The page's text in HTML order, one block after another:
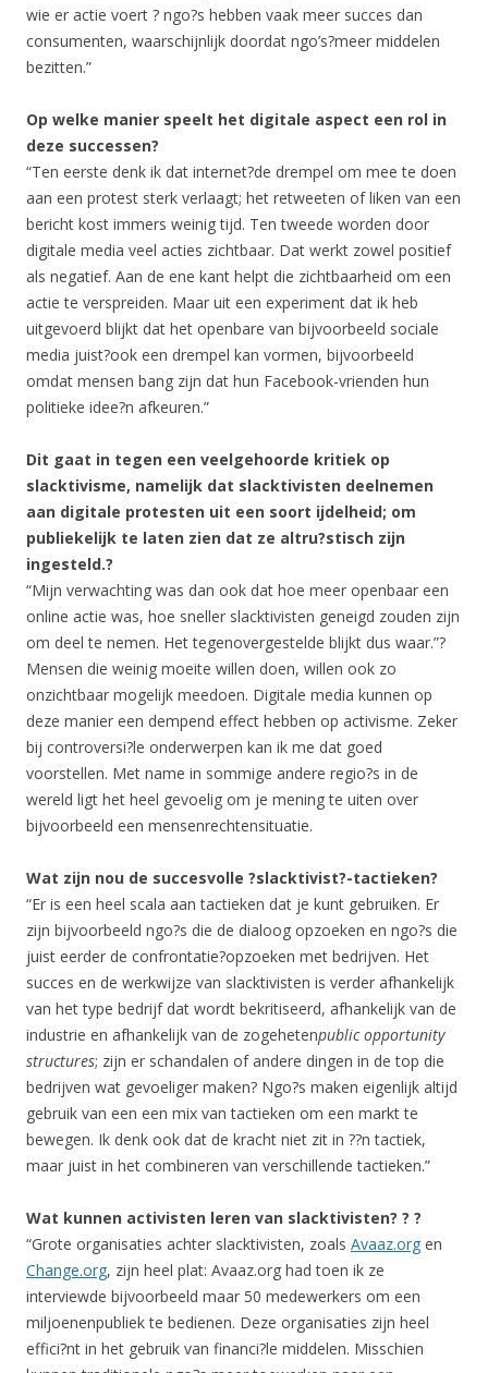
wie er actie voert ? ngo?s hebben vaak meer succes dan
consumenten, waarschijnlijk doordat ngo’s?meer middelen
bezitten.”
Op welke manier speelt het digitale aspect een rol in
deze successen?
“Ten eerste denk ik dat internet?de drempel om mee te doen
aan een protest sterk verlaagt; het retweeten of liken van een
bericht kost immers weinig tijd. Ten tweede worden door
digitale media veel acties zichtbaar. Dat werkt zowel positief
als negatief. Aan de ene kant helpt die zichtbaarheid om een
actie te verspreiden. Maar uit een experiment dat ik heb
uitgevoerd blijkt dat het openbare van bijvoorbeeld sociale
media juist?ook een drempel kan vormen, bijvoorbeeld
omdat mensen bang zijn dat hun Facebook-vrienden hun
politieke idee?n afkeuren.”
Dit gaat in tegen een veelgehoorde kritiek op
slacktivisme, namelijk dat slacktivisten deelnemen
aan digitale protesten uit een soort ijdelheid; om
publiekelijk te laten zien dat ze altru?stisch zijn
ingesteld.?
“Mijn verwachting was dan ook dat hoe meer openbaar een
online actie was, hoe sneller slacktivisten geneigd zouden zijn
om deel te nemen. Het tegenovergestelde blijkt dus waar.”?
Mensen die weinig moeite willen doen, willen ook zo
onzichtbaar mogelijk meedoen. Digitale media kunnen op
deze manier een dempend effect hebben op activisme. Zeker
bij controversi?le onderwerpen kan ik me dat goed
voorstellen. Met name in sommige andere regio?s in de
wereld ligt het heel gevoelig om je mening te uiten over
bijvoorbeeld een mensenrechtensituatie.
Wat zijn nou de succesvolle ?slacktivist?-tactieken?
“Er is een heel scala aan tactieken dat je kunt gebruiken. Er
zijn bijvoorbeeld ngo?s die de dialoog opzoeken en ngo?s die
juist eerder de confrontatie?opzoeken met bedrijven. Het
succes en de werkwijze van slacktivisten is verder afhankelijk
van het type bedrijf dat wordt bekritiseerd, afhankelijk van de
industrie en afhankelijk van de zogehetenpublic opportunity
structures; zijn er schandalen of andere dingen in de top die
bedrijven wat gevoeliger maken? Ngo?s maken eigenlijk altijd
gebruik van een een mix van tactieken om een markt te
bewegen. Ik denk ook dat de kracht niet zit in ??n tactiek,
maar juist in het combineren van verschillende tactieken.”
Wat kunnen activisten leren van slacktivisten? ? ?
“Grote organisaties achter slacktivisten, zoals Avaaz.org en
Change.org, zijn heel plat: Avaaz.org had toen ik ze
interviewde bijvoorbeeld maar 50 medewerkers om een
miljoenenpubliek te bedienen. Deze organisaties zijn heel
effici?nt in het gebruik van financi?le middelen. Misschien